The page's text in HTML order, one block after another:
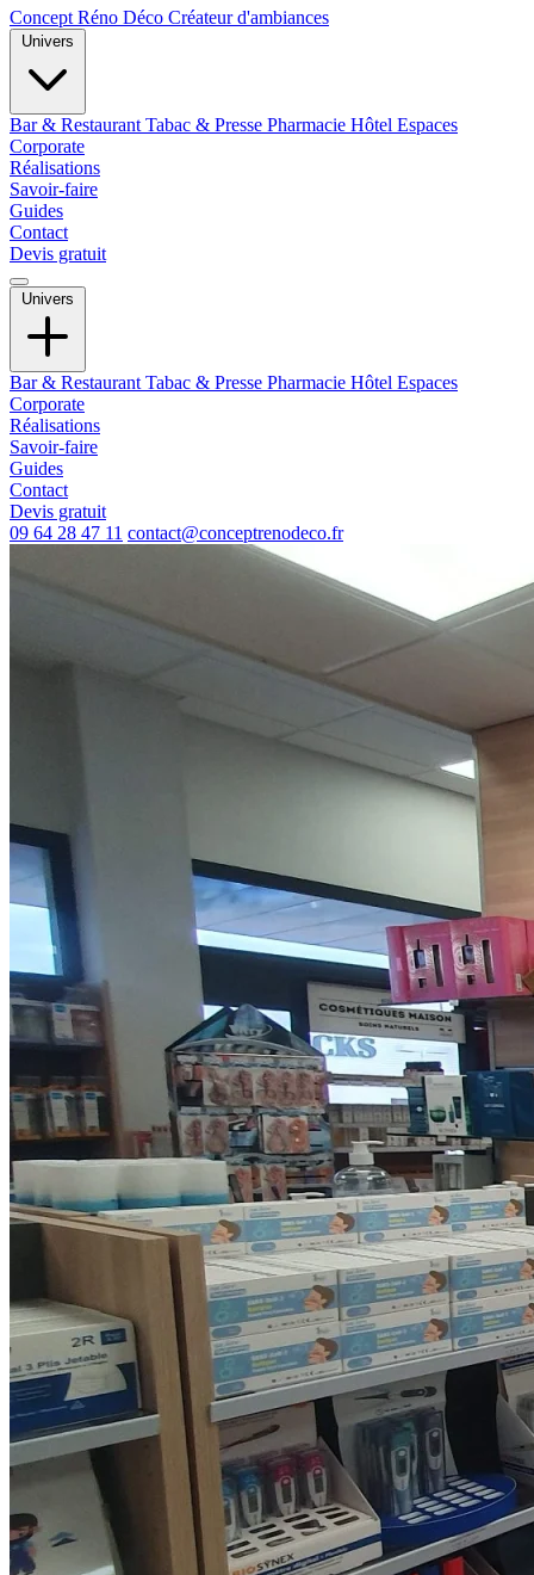
Concept Réno Déco Créateur d'ambiances
Bar & Restaurant Tabac & Presse Pharmacie Hôtel Espaces
Corporate
Réalisations
Savoir-faire
Guides
Contact
Devis gratuit
Univers
Bar & Restaurant Tabac & Presse Pharmacie Hôtel Espaces
Corporate
Réalisations
Savoir-faire
Guides
Contact
Devis gratuit
09 64 28 47 11 contact@conceptrenodeco.fr